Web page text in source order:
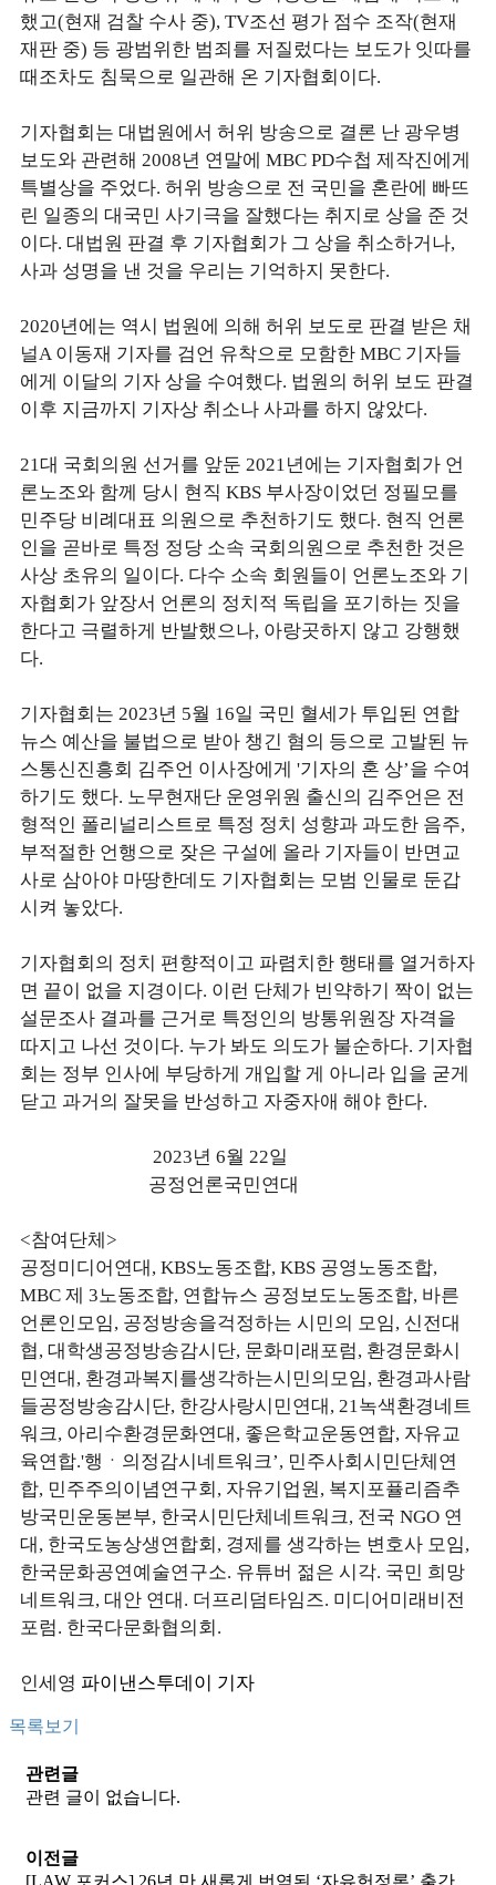
했고(현재 검찰 수사 중), TV조선 평가 점수 조작(현재
재판 중) 등 광범위한 범죄를 저질렀다는 보도가 잇따를
때조차도 침묵으로 일관해 온 기자협회이다.
기자협회는 대법원에서 허위 방송으로 결론 난 광우병
보도와 관련해 2008년 연말에 MBC PD수첩 제작진에게
특별상을 주었다. 허위 방송으로 전 국민을 혼란에 빠뜨
린 일종의 대국민 사기극을 잘했다는 취지로 상을 준 것
이다. 대법원 판결 후 기자협회가 그 상을 취소하거나,
사과 성명을 낸 것을 우리는 기억하지 못한다.
2020년에는 역시 법원에 의해 허위 보도로 판결 받은 채
널A 이동재 기자를 검언 유착으로 모함한 MBC 기자들
에게 이달의 기자 상을 수여했다. 법원의 허위 보도 판결
이후 지금까지 기자상 취소나 사과를 하지 않았다.
21대 국회의원 선거를 앞둔 2021년에는 기자협회가 언
론노조와 함께 당시 현직 KBS 부사장이었던 정필모를
민주당 비례대표 의원으로 추천하기도 했다. 현직 언론
인을 곧바로 특정 정당 소속 국회의원으로 추천한 것은
사상 초유의 일이다. 다수 소속 회원들이 언론노조와 기
자협회가 앞장서 언론의 정치적 독립을 포기하는 짓을
한다고 극렬하게 반발했으나, 아랑곳하지 않고 강행했
다.
기자협회는 2023년 5월 16일 국민 혈세가 투입된 연합
뉴스 예산을 불법으로 받아 챙긴 혐의 등으로 고발된 뉴
스통신진흥회 김주언 이사장에게 '기자의 혼 상’을 수여
하기도 했다. 노무현재단 운영위원 출신의 김주언은 전
형적인 폴리널리스트로 특정 정치 성향과 과도한 음주,
부적절한 언행으로 잦은 구설에 올라 기자들이 반면교
사로 삼아야 마땅한데도 기자협회는 모범 인물로 둔갑
시켜 놓았다.
기자협회의 정치 편향적이고 파렴치한 행태를 열거하자
면 끝이 없을 지경이다. 이런 단체가 빈약하기 짝이 없는
설문조사 결과를 근거로 특정인의 방통위원장 자격을
따지고 나선 것이다. 누가 봐도 의도가 불순하다. 기자협
회는 정부 인사에 부당하게 개입할 게 아니라 입을 굳게
닫고 과거의 잘못을 반성하고 자중자애 해야 한다.
2023년 6월 22일
공정언론국민연대
<참여단체>
공정미디어연대, KBS노동조합, KBS 공영노동조합,
MBC 제 3노동조합, 연합뉴스 공정보도노동조합, 바른
언론인모임, 공정방송을걱정하는 시민의 모임, 신전대
협, 대학생공정방송감시단, 문화미래포럼, 환경문화시
민연대, 환경과복지를생각하는시민의모임, 환경과사람
들공정방송감시단, 한강사랑시민연대, 21녹색환경네트
워크, 아리수환경문화연대, 좋은학교운동연합, 자유교
육연합.'행ㆍ의정감시네트워크’, 민주사회시민단체연
합, 민주주의이념연구회, 자유기업원, 복지포퓰리즘추
방국민운동본부, 한국시민단체네트워크, 전국 NGO 연
대, 한국도농상생연합회, 경제를 생각하는 변호사 모임,
한국문화공연예술연구소. 유튜버 젊은 시각. 국민 희망
네트워크, 대안 연대. 더프리덤타임즈. 미디어미래비전
포럼. 한국다문화협의회.
인세영 파이낸스투데이 기자
목록보기
관련글
관련 글이 없습니다.
이전글
[LAW 포커스] 26년 만 새롭게 번역된 ‘자유헌정론’ 출간...